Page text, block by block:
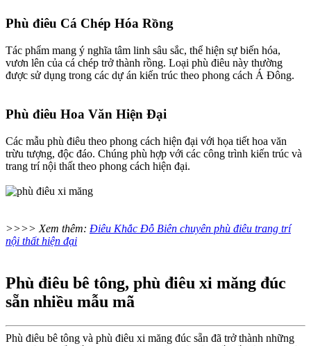
Phù điêu Cá Chép Hóa Rồng
Tác phẩm mang ý nghĩa tâm linh sâu sắc, thể hiện sự biến hóa,
vươn lên của cá chép trở thành rồng. Loại phù điêu này thường
được sử dụng trong các dự án kiến trúc theo phong cách Á Đông.
Phù điêu Hoa Văn Hiện Đại
Các mẫu phù điêu theo phong cách hiện đại với họa tiết hoa văn
trừu tượng, độc đáo. Chúng phù hợp với các công trình kiến trúc và
trang trí nội thất theo phong cách hiện đại.
>>>> Xem thêm: Điêu Khắc Đỗ Biên chuyên phù điêu trang trí
nội thất hiện đại
Phù điêu bê tông, phù điêu xi măng đúc
sẵn nhiều mẫu mã
Phù điêu bê tông và phù điêu xi măng đúc sẵn đã trở thành những